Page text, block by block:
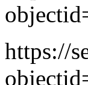
https://